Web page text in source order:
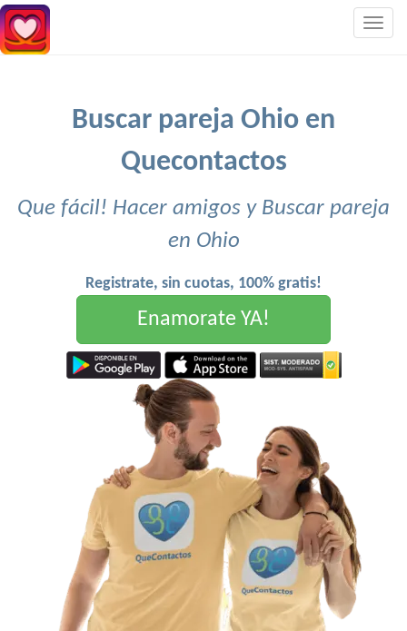
Buscar pareja Ohio en
Quecontactos
Que fácil! Hacer amigos y Buscar pareja
en Ohio
Registrate, sin cuotas, 100% gratis!
Enamorate YA!